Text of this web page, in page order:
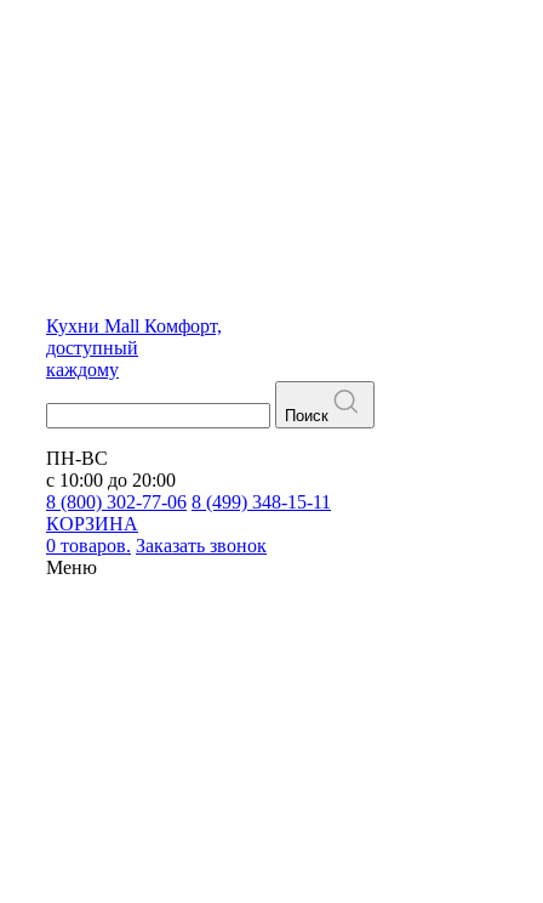
Кухни Mall Комфорт,
доступный
каждому
Поиск
ПН-ВС
с 10:00 до 20:00
8 (800) 302-77-06 8 (499) 348-15-11
КОРЗИНА
0 товаров. Заказать звонок
Меню